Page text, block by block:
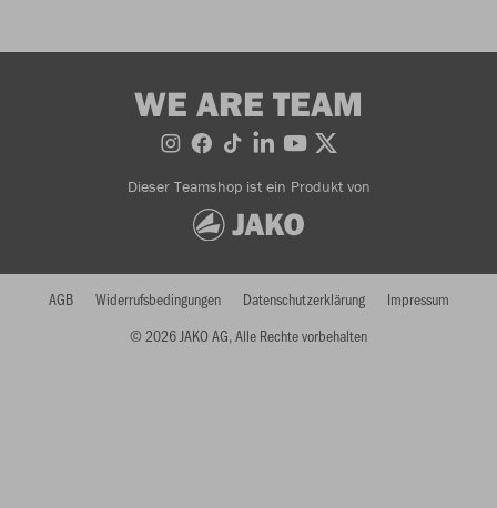
WE ARE TEAM
Dieser Teamshop ist ein Produkt von
© 2026 JAKO AG, Alle Rechte vorbehalten
AGB Widerrufsbedingungen Datenschutzerklärung Impressum